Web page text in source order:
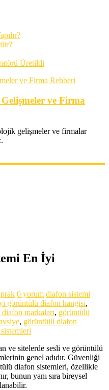
Üretildi
ve Firma
gelişmeler ve firmalar
En İyi
0 yorum diafon sistemi
görüntülü diafon hangisi,
markaları, görüntülü
, görüntülü diafon
ve sitelerde sesli ve görüntülü
genel adıdır. Güvenliği
diafon sistemleri, özellikle
bunun yanı sıra bireysel